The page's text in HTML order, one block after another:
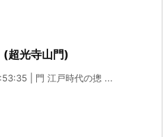
超光寺山門)
| 門 江戸時代の摠 ...